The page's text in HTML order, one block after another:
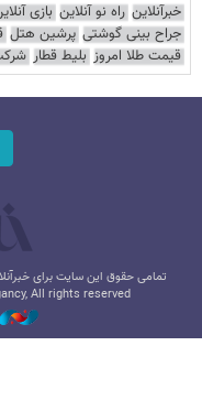
خبرآنلاین راه نو آنلاین بازی
جراح بینی گوشتی پرشین هتل
قیمت طلا امروز بلیط قطار
تمامی حقوق این سایت برای
All rights reserved